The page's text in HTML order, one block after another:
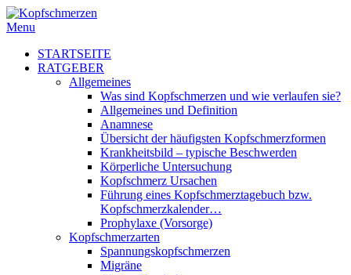
Menu
STARTSEITE
RATGEBER
Allgemeines
Was sind Kopfschmerzen und wie verlaufen sie?
Allgemeines und Definition
Anamnese
Übersicht der häufigsten Kopfschmerzformen
Krankheitsbild – typische Beschwerden
Körperliche Untersuchung
Kopfschmerz Ursachen
Führung eines Kopfschmerztagebuch bzw.
Kopfschmerzkalender…
Prophylaxe (Vorsorge)
Kopfschmerzarten
Spannungskopfschmerzen
Migräne